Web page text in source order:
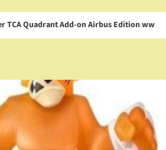
Add-on Airbus Edition ww